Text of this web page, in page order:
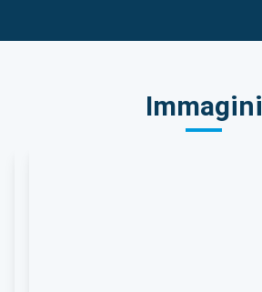
Immagini